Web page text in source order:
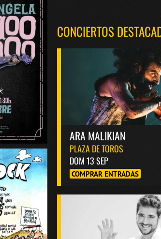
CONCIERTOS
ARA MALIKIAN
PLAZA DE TOROS
DOM 13 SEP
COMPRAR ENTRADAS